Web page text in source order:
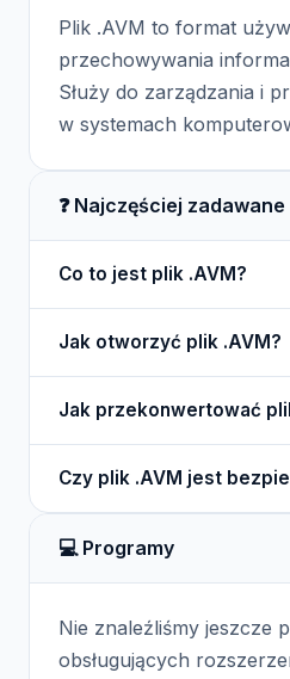
Plik .AVM to format
przechowywania
Służy do zarządzania i
w systemach
❓ Najczęściej
Co to jest plik .AVM?
przechowywania informacji
Umożliwia on
ich przywracanie.
Jak otworzyć plik .AVM?
oprogramowania AVG.
do interpretacji i
w pliku.
Jak przekonwertować
ponieważ jest on
Użytkownicy powinni
oprogramowania do
Czy plik .AVM jest
przez zaufane
aktualizacje
💻 Programy
Nie znaleźliśmy jeszcze
obsługujących